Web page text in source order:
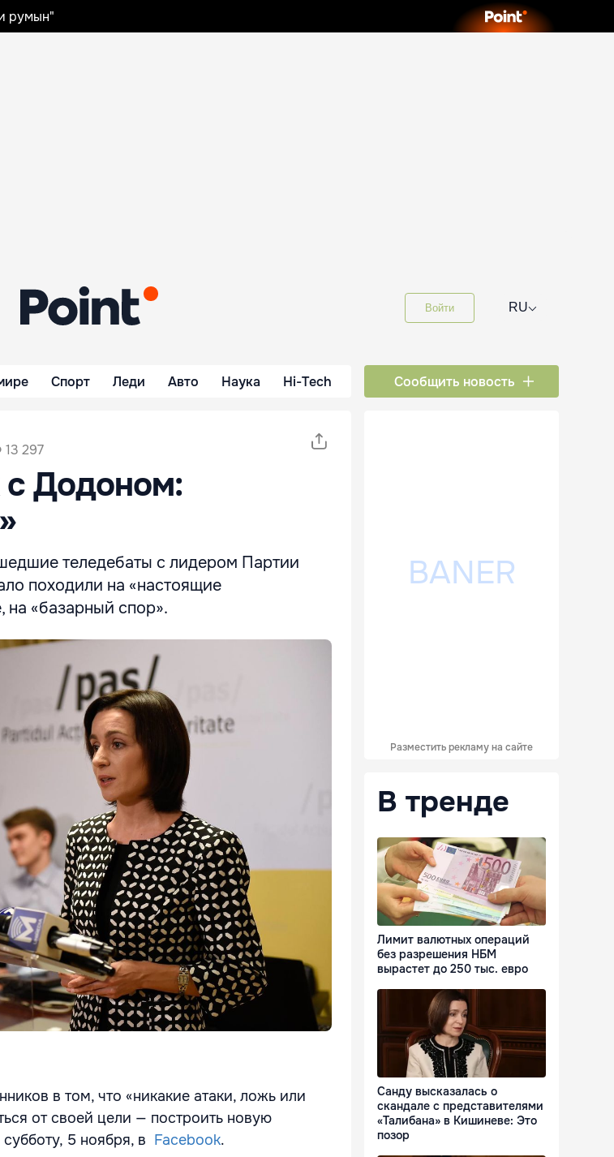
румын"
Войти RU⌵
Спорт Леди Авто Наука Hi-Tech Сообщить новость
13 297
с Додоном:
теледебаты с лидером Партии
походили на «настоящие
на «базарный спор».
в том, что «никакие атаки, ложь или
от своей цели — построить новую
5 ноября, в Facebook.
Разместить рекламу на сайте
В тренде
Лимит валютных операций
без разрешения НБМ
вырастет до 250 тыс. евро
Санду высказалась о
скандале с представителями
«Талибана» в Кишиневе: Это
позор